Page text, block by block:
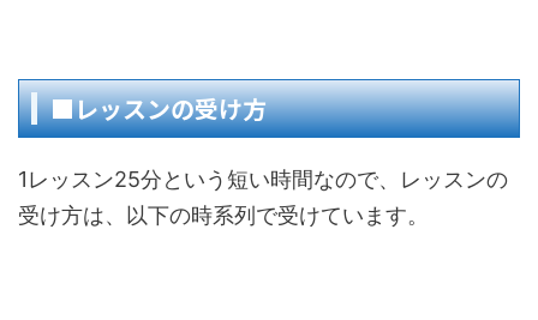
■レッスンの受け方
1レッスン25分という短い時間なので、レッスンの
受け方は、以下の時系列で受けています。